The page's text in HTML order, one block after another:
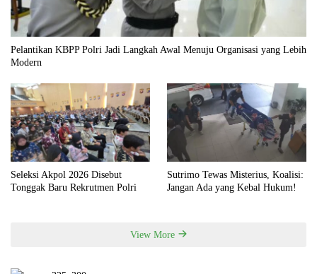
Pelantikan KBPP Polri Jadi Langkah Awal Menuju Organisasi yang Lebih
Modern
Seleksi Akpol 2026 Disebut
Tonggak Baru Rekrutmen Polri
Sutrimo Tewas Misterius, Koalisi:
Jangan Ada yang Kebal Hukum!
View More